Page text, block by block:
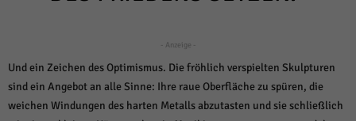
- Anzeige -
Und ein Zeichen des Optimismus. Die fröhlich verspielten Skulpturen
sind ein Angebot an alle Sinne: Ihre raue Oberfläche zu spüren, die
weichen Windungen des harten Metalls abzutasten und sie schließlich